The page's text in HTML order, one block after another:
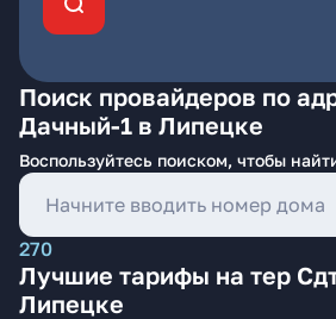
Поиск провайдеров по
Дачный-1 в Липецке
Воспользуйтесь поиском, чтобы
270
Лучшие тарифы на тер
Липецке